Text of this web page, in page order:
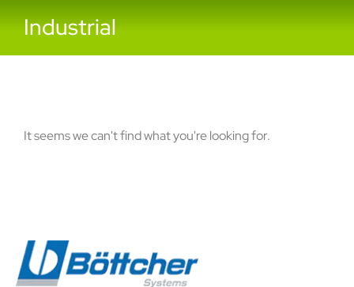
Industrial
It seems we can't find what you're looking for.